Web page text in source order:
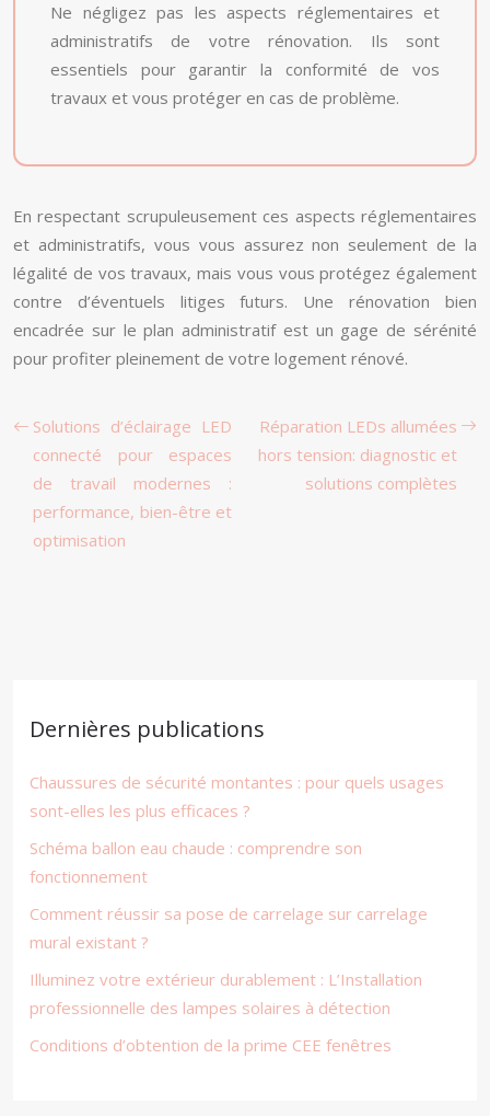
Ne négligez pas les aspects réglementaires et
administratifs de votre rénovation. Ils sont
essentiels pour garantir la conformité de vos
travaux et vous protéger en cas de problème.
En respectant scrupuleusement ces aspects réglementaires
et administratifs, vous vous assurez non seulement de la
légalité de vos travaux, mais vous vous protégez également
contre d’éventuels litiges futurs. Une rénovation bien
encadrée sur le plan administratif est un gage de sérénité
pour profiter pleinement de votre logement rénové.
Solutions d’éclairage LED
connecté pour espaces
de travail modernes :
performance, bien-être et
optimisation
Réparation LEDs allumées
hors tension: diagnostic et
solutions complètes
Dernières publications
Chaussures de sécurité montantes : pour quels usages
sont-elles les plus efficaces ?
Schéma ballon eau chaude : comprendre son
fonctionnement
Comment réussir sa pose de carrelage sur carrelage
mural existant ?
Illuminez votre extérieur durablement : L’Installation
professionnelle des lampes solaires à détection
Conditions d’obtention de la prime CEE fenêtres